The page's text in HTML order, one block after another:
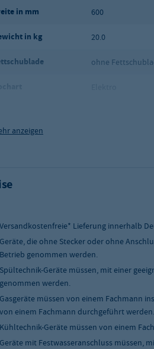
in mm 600
in kg 20.0
ohne
(BxTxH) in mm
anzeigen
Versandkostenfreie* Lieferung innerhalb
Geräte, die ohne Stecker oder ohne
Betrieb genommen werden.
Spültechnik-Geräte müssen, mit einer
genommen werden.
Gasgeräte müssen von einem Fachmann
von einem Fachmann durchgeführt werden.
Kühltechnik-Geräte müssen von einem
Geräte mit Festwasseranschluss müssen,